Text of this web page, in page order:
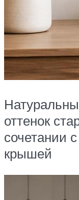
оттенок
сочетании
крышей